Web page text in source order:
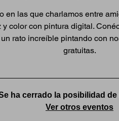
en las que charlamos entre
y color con pintura digital.
rato increíble pintando con
gratuitas.
ha cerrado la posibilidad
Ver otros eventos